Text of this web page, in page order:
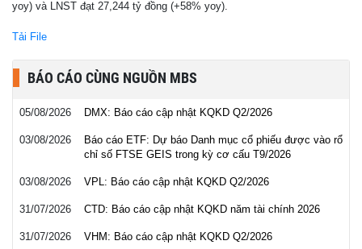
yoy) và LNST đạt 27,244 tỷ đồng (+58% yoy).
Tải File
BÁO CÁO CÙNG NGUỒN MBS
05/08/2026 DMX: Báo cáo cập nhật KQKD Q2/2026
03/08/2026
Báo cáo ETF: Dự báo Danh mục cổ phiếu được vào rổ
chỉ số FTSE GEIS trong kỳ cơ cấu T9/2026
03/08/2026 VPL: Báo cáo cập nhật KQKD Q2/2026
31/07/2026 CTD: Báo cáo cập nhật KQKD năm tài chính 2026
31/07/2026 VHM: Báo cáo cập nhật KQKD Q2/2026